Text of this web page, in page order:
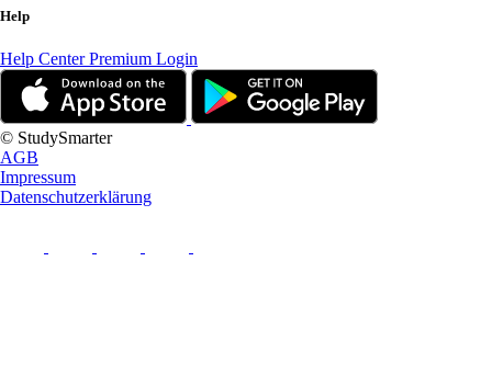
Help
Help CenterPremium Login
© StudySmarter
AGB
Impressum
Datenschutzerklärung